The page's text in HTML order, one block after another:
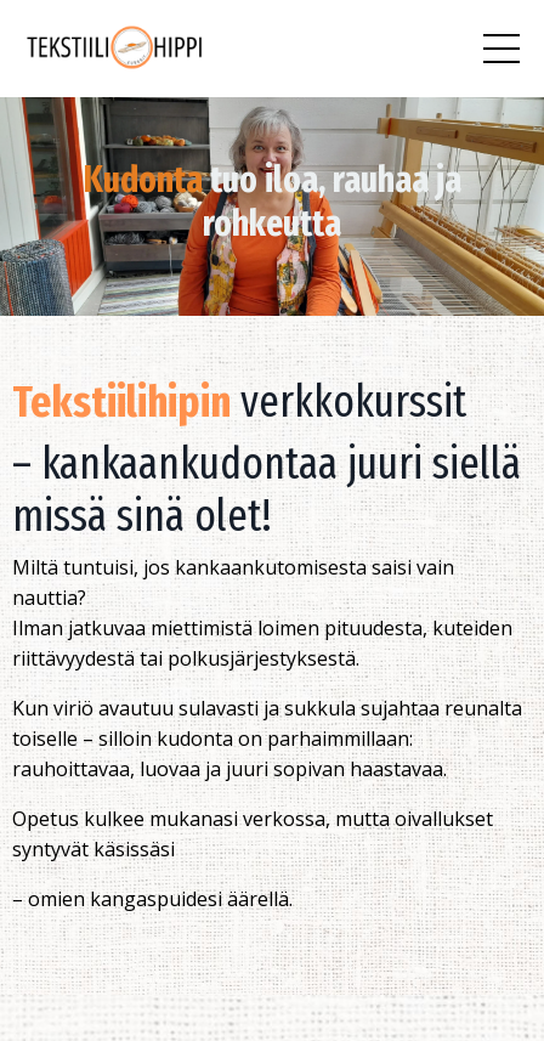
Kudontatuo iloa, rauhaa ja
rohkeutta
Tekstiilihipinverkkokurssit
– kankaankudontaa juuri siellä
missä sinä olet!
Miltä tuntuisi, jos kankaankutomisesta saisi vain
nauttia?
Ilman jatkuvaa miettimistä loimen pituudesta, kuteiden
riittävyydestä tai polkusjärjestyksestä.
Kun viriö avautuu sulavasti ja sukkula sujahtaa reunalta
toiselle – silloin kudonta on parhaimmillaan:
rauhoittavaa, luovaa ja juuri sopivan haastavaa.
Opetus kulkee mukanasi verkossa, mutta oivallukset
syntyvät käsissäsi
– omien kangaspuidesi äärellä.